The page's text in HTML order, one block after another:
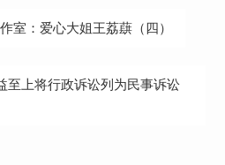
室：爱心大姐王荔蕻（四）
至上将行政诉讼列为民事诉讼